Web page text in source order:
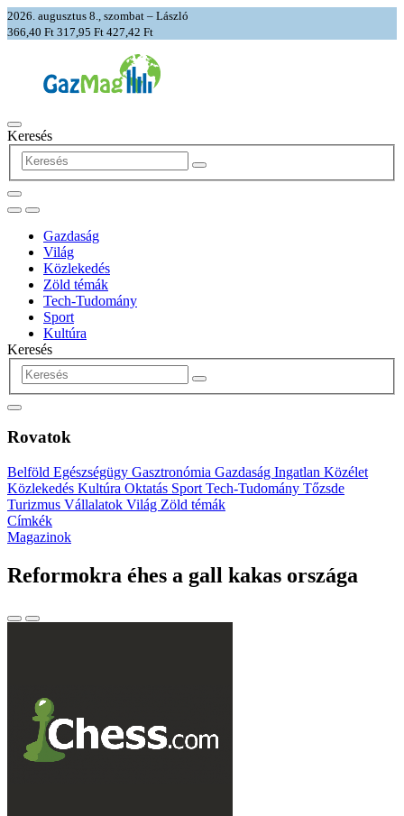
2026. augusztus 8., szombat – László
366,40 Ft 317,95 Ft 427,42 Ft
Keresés
Gazdaság
Világ
Közlekedés
Zöld témák
Tech-Tudomány
Sport
Kultúra
Keresés
Rovatok
Belföld Egészségügy Gasztronómia Gazdaság Ingatlan Közélet
Közlekedés Kultúra Oktatás Sport Tech-Tudomány Tőzsde
Turizmus Vállalatok Világ Zöld témák
Címkék
Magazinok
Reformokra éhes a gall kakas országa